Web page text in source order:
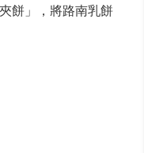
此要吃最傳統、最
塊疊在一起稱為